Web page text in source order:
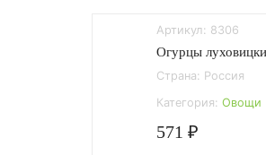
Артикул: 8306
Огурцы
Страна: Россия
Категория: Овощи
571 ₽